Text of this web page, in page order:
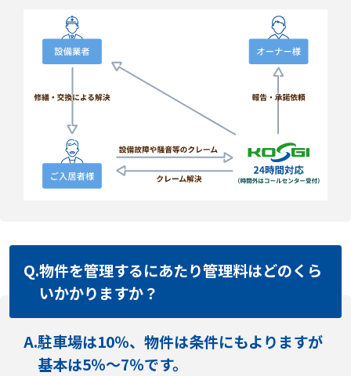
Q.物件を管理するにあたり管理料はどのくら
いかかりますか？
A.駐車場は10％、物件は条件にもよりますが
基本は5％～7％です。